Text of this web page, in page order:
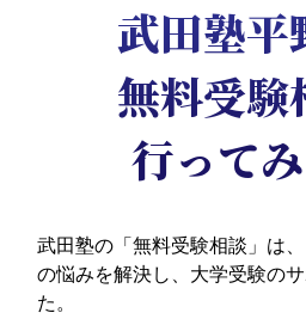
武田塾平
無料受験
行って
武田塾の「無料受験相談」は
の悩みを解決し、大学受験の
た。